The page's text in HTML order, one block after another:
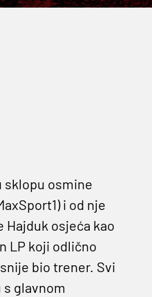
sklopu osmine
i od nje
Hajduk osjeća kao
LP koji odlično
bio trener. Svi
glavnom